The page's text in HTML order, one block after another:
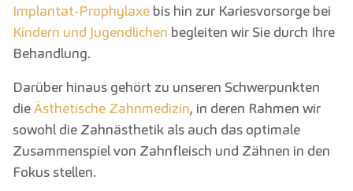
Implantat-Prophylaxe bis hin zur Kariesvorsorge bei
Kindern und Jugendlichen begleiten wir Sie durch Ihre
Behandlung.
Darüber hinaus gehört zu unseren Schwerpunkten
dieÄsthetische Zahnmedizin, in deren Rahmen wir
sowohl die Zahnästhetik als auch das optimale
Zusammenspiel von Zahnfleisch und Zähnen in den
Fokus stellen.